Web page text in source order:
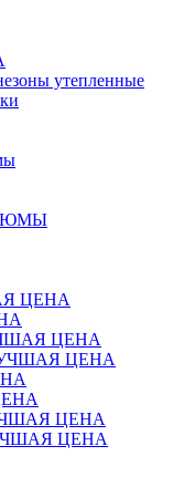
утепленные
ЦЕНА
ЦЕНА
ЦЕНА
ЦЕНА
ЦЕНА